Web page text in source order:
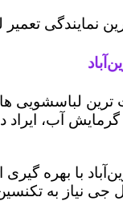
نمایندگی
لباسشویی
آب،
با بهره
جی نیاز به